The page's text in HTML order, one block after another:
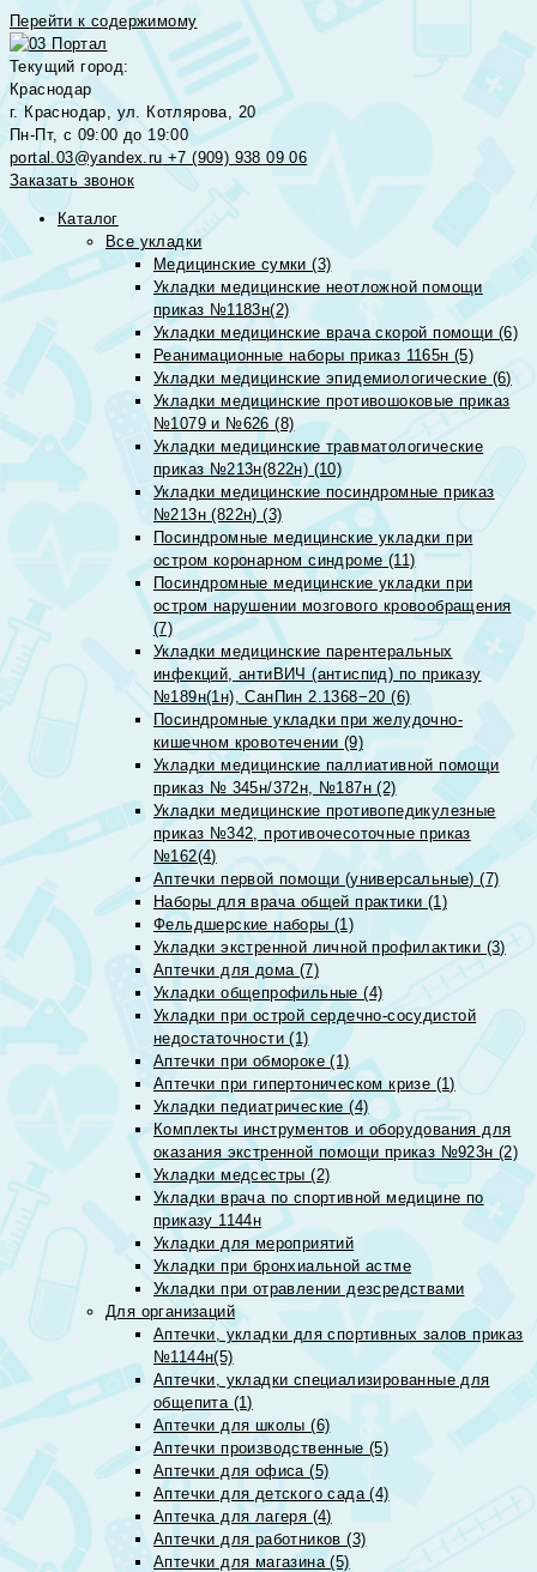
Перейти к содержимому
Текущий город:
Краснодар
г. Краснодар, ул. Котлярова, 20
Пн-Пт, с 09:00 до 19:00
portal.03@yandex.ru +7 (909) 938 09 06
Заказать звонок
Каталог
Все укладки
Медицинские сумки (3)
Укладки медицинские неотложной помощи
приказ №1183н(2)
Укладки медицинские врача скорой помощи (6)
Реанимационные наборы приказ 1165н (5)
Укладки медицинские эпидемиологические (6)
Укладки медицинские противошоковые приказ
№1079 и №626 (8)
Укладки медицинские травматологические
приказ №213н(822н) (10)
Укладки медицинские посиндромные приказ
№213н (822н) (3)
Посиндромные медицинские укладки при
остром коронарном синдроме (11)
Посиндромные медицинские укладки при
остром нарушении мозгового кровообращения
(7)
Укладки медицинские парентеральных
инфекций, антиВИЧ (антиспид) по приказу
№189н(1н), СанПин 2.1368−20 (6)
Посиндромные укладки при желудочно-
кишечном кровотечении (9)
Укладки медицинские паллиативной помощи
приказ № 345н/372н, №187н (2)
Укладки медицинские противопедикулезные
приказ №342, противочесоточные приказ
№162(4)
Аптечки первой помощи (универсальные) (7)
Наборы для врача общей практики (1)
Фельдшерские наборы (1)
Укладки экстренной личной профилактики (3)
Аптечки для дома (7)
Укладки общепрофильные (4)
Укладки при острой сердечно-сосудистой
недостаточности (1)
Аптечки при обмороке (1)
Аптечки при гипертоническом кризе (1)
Укладки педиатрические (4)
Комплекты инструментов и оборудования для
оказания экстренной помощи приказ №923н (2)
Укладки медсестры (2)
Укладки врача по спортивной медицине по
приказу 1144н
Укладки для мероприятий
Укладки при бронхиальной астме
Укладки при отравлении дезсредствами
Для организаций
Аптечки, укладки для спортивных залов приказ
№1144н(5)
Аптечки, укладки специализированные для
общепита (1)
Аптечки для школы (6)
Аптечки производственные (5)
Аптечки для офиса (5)
Аптечки для детского сада (4)
Аптечка для лагеря (4)
Аптечки для работников (3)
Аптечки для магазина (5)